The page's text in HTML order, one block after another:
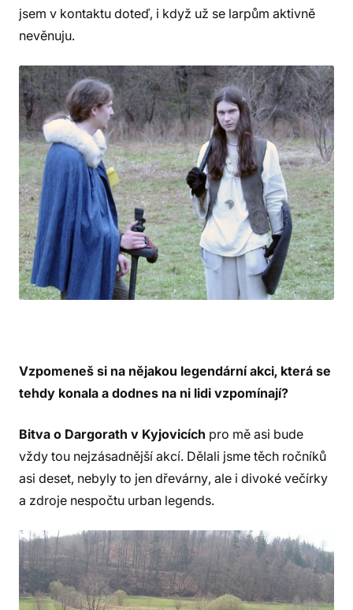
jsem v kontaktu doteď, i když už se larpům aktivně
nevěnuju.
Vzpomeneš si na nějakou legendární akci, která se
tehdy konala a dodnes na ni lidi vzpomínají?
Bitva o Dargorath v Kyjovicích pro mě asi bude
vždy tou nejzásadnější akcí. Dělali jsme těch ročníků
asi deset, nebyly to jen dřevárny, ale i divoké večírky
a zdroje nespočtu urban legends.